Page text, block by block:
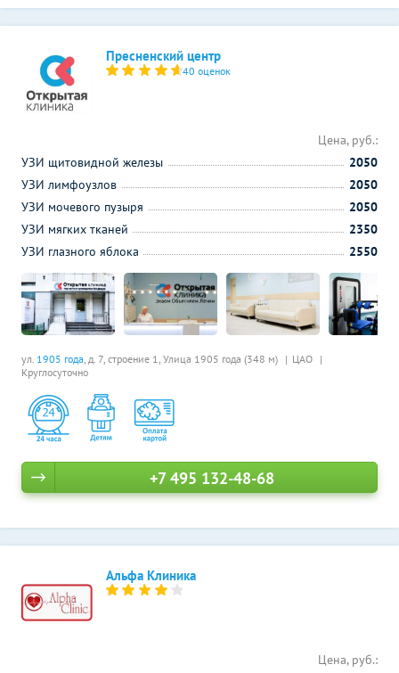
Пресненский центр
40 оценок
ул. 1905 года, д. 7, строение 1, Улица 1905 года (348 м)
ЦАО
Круглосуточно
Цена, руб.:
УЗИ щитовидной железы
2050
УЗИ лимфоузлов
2050
УЗИ мочевого пузыря
2050
УЗИ мягких тканей
2350
УЗИ глазного яблока
2550
+7 495 132-48-68
Альфа Клиника
Цена, руб.: